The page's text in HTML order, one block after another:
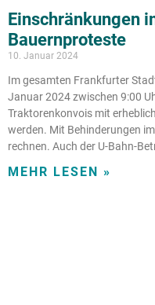
Einschränkungen
Bauernproteste
10. Januar 2024
Im gesamten Frankfurter
Januar 2024 zwischen 9:00
Traktorenkonvois mit
werden. Mit Behinderungen
rechnen. Auch der U-Bahn-
MEHR LESEN »